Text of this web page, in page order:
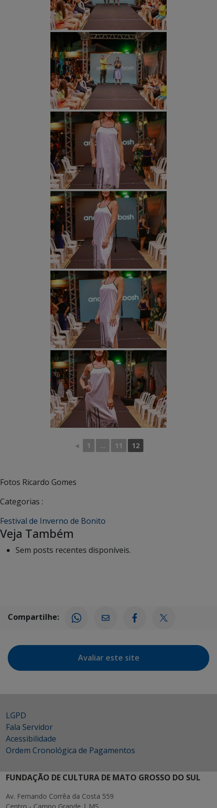
◄ 1 ... 11 12
Fotos Ricardo Gomes
Categorias :
Festival de Inverno de Bonito
Veja Também
Sem posts recentes disponíveis.
Compartilhe:
Avaliar este site
LGPD
Fala Servidor
Acessibilidade
Ordem Cronológica de Pagamentos
FUNDAÇÃO DE CULTURA DE MATO GROSSO DO SUL
Av. Fernando Corrêa da Costa 559
Centro - Campo Grande | MS